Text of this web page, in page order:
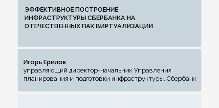
ЭФФЕКТИВНОЕ ПОСТРОЕНИЕ
ИНФРАСТРУКТУРЫ СБЕРБАНКА НА
ОТЕЧЕСТВЕННЫХ ПАК ВИРТУАЛИЗАЦИИ
Игорь Ерилов
управляющий директор-начальник Управления
планирования и подготовки инфраструктуры. Сбербанк